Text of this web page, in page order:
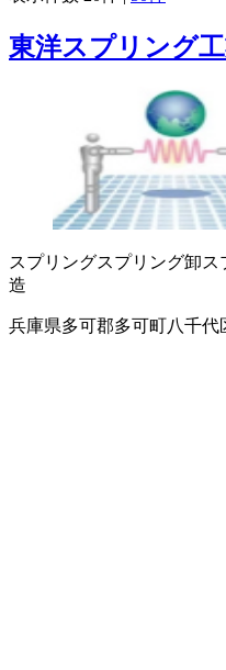
東洋スプリング
スプリングスプリング卸ス
造
兵庫県多可郡多可町八千代